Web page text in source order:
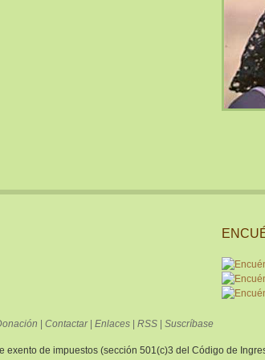
Contactar| Enlaces RSS Suscríbase
de impuestos (sección 501(c)3 del Código de